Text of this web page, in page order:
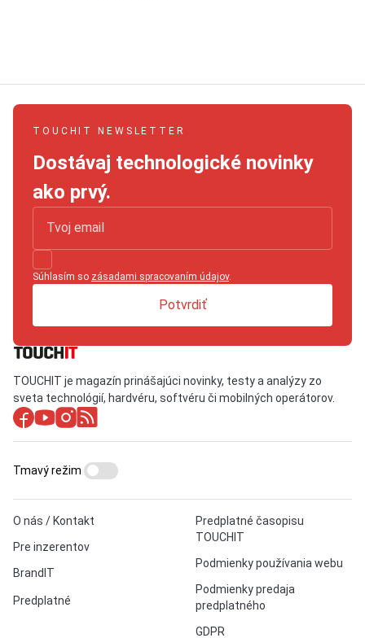
TOUCHIT NEWSLETTER
Dostávaj technologické novinky
ako prvý.
Súhlasím so zásadami spracovaním údajov.
Potvrdiť
TOUCHIT je magazín prinášajúci novinky, testy a analýzy zo
sveta technológií, hardvéru, softvéru či mobilných operátorov.
O nás / Kontakt
Pre inzerentov
BrandIT
Predplatné
Predplatné časopisu
TOUCHIT
Podmienky používania webu
Podmienky predaja
predplatného
GDPR
Tmavý režim